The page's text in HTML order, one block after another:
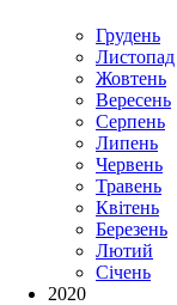
Грудень
Листопад
Жовтень
Вересень
Серпень
Липень
Червень
Травень
Квітень
Березень
Лютий
Січень
2020